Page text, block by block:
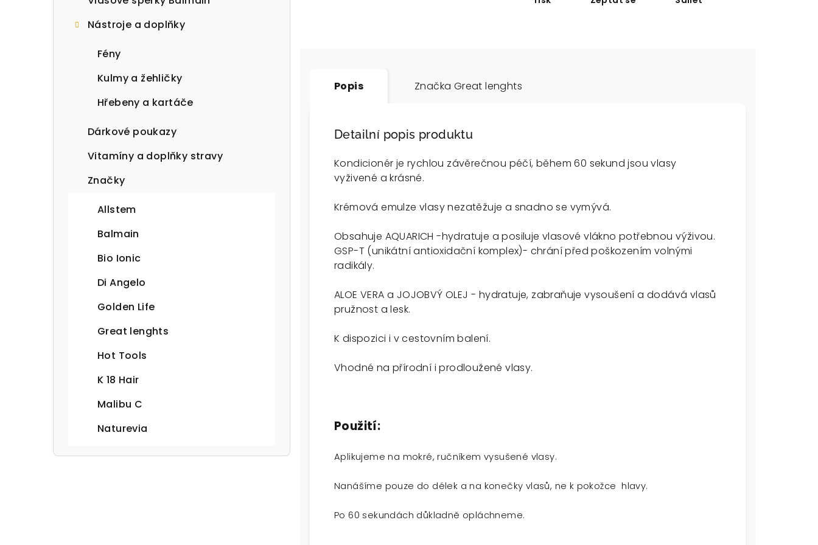
Nástroje a doplňky
Fény
Kulmy a žehličky
Hřebeny a kartáče
Dárkové poukazy
Vitamíny a doplňky stravy
Značky
Allstem
Balmain
Bio Ionic
Di Angelo
Golden Life
Great lenghts
Hot Tools
K 18 Hair
Malibu C
Naturevia
Popis Značka Great lenghts
Detailní popis produktu
Kondicionér je rychlou závěrečnou péčí, během 60 sekund jsou vlasy
vyživené a krásné.
Krémová emulze vlasy nezatěžuje a snadno se vymývá.
Obsahuje AQUARICH -hydratuje a posiluje vlasové vlákno potřebnou výživou.
GSP-T (unikátní antioxidační komplex)- chrání před poškozením volnými
radikály.
ALOE VERA a JOJOBVÝ OLEJ - hydratuje, zabraňuje vysoušení a dodává vlasů
pružnost a lesk.
K dispozici i v cestovním balení.
Vhodné na přírodní i prodloužené vlasy.
Použití:
Aplikujeme na mokré, ručníkem vysušené vlasy.
Nanášíme pouze do délek a na konečky vlasů, ne k pokožce hlavy.
Po 60 sekundách důkladně opláchneme.